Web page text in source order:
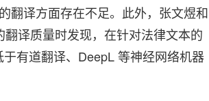
翻译方面存在不足。此外，张文煜和
译质量时发现，在针对法律文本的
有道翻译、DeepL 等神经网络机器